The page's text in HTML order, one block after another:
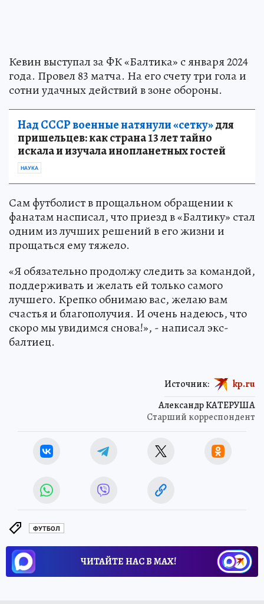
Кевин выступал за ФК «Балтика» с января 2024
года. Провел 83 матча. На его счету три гола и
сотни удачных действий в зоне обороны.
Над СССР военные натянули «сетку»для
пришельцев: как страна 13 лет тайно
искала и изучала инопланетных гостей
НАУКА
Сам футболист в прощальном обращении к
фанатам насписал, что приезд в «Балтику» стал
одним из лучших решений в его жизни и
прощаться ему тяжело.
«Я обязательно продолжу следить за командой,
поддерживать и желать ей только самого
лучшего. Крепко обнимаю вас, желаю вам
счастья и благополучия. И очень надеюсь, что
скоро мы увидимся снова!», - написал экс-
балтиец.
Александр КАТЕРУША
Старший корреспондент
Источник: kp.ru
ФУТБОЛ
ЧИТАЙТЕ НАС В МАХ!